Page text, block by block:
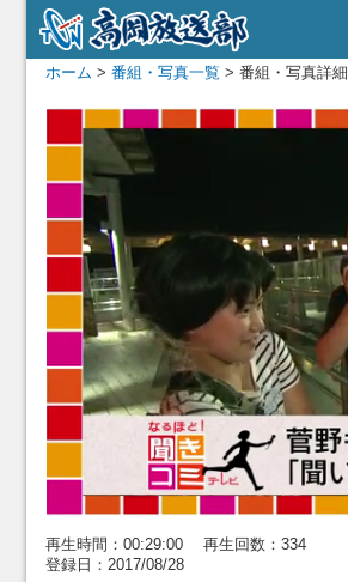
ホーム > 番組・写真一覧 > 番組・写真詳細
再生時間：00:29:00 再生回数：334
登録日：2017/08/28